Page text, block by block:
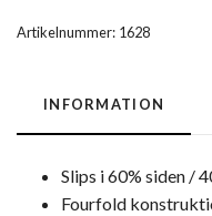
Artikelnummer: 1628
INFORMATION
Slips i 60% siden /
Fourfold